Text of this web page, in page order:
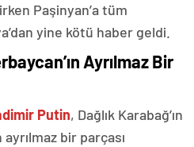
Paşinyan’a tüm
yine kötü haber geldi.
Ayrılmaz Bir
Putin, Dağlık Karabağ’ın
bir parçası